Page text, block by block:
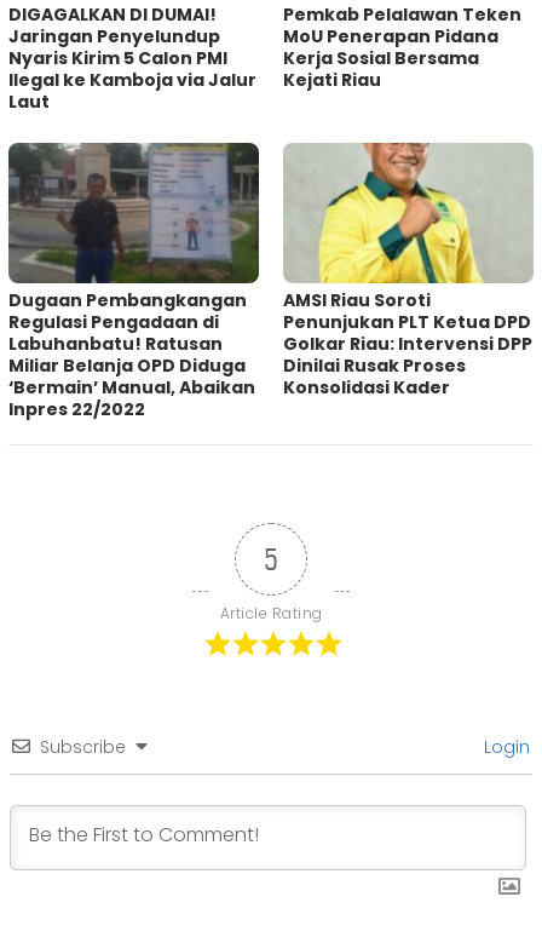
DIGAGALKAN DI DUMAI!
Jaringan Penyelundup
Nyaris Kirim 5 Calon PMI
Ilegal ke Kamboja via Jalur
Laut
Pemkab Pelalawan Teken
MoU Penerapan Pidana
Kerja Sosial Bersama
Kejati Riau
Dugaan Pembangkangan
Regulasi Pengadaan di
Labuhanbatu! Ratusan
Miliar Belanja OPD Diduga
‘Bermain’ Manual, Abaikan
Inpres 22/2022
AMSI Riau Soroti
Penunjukan PLT Ketua DPD
Golkar Riau: Intervensi DPP
Dinilai Rusak Proses
Konsolidasi Kader
5
Article Rating
Subscribe Login